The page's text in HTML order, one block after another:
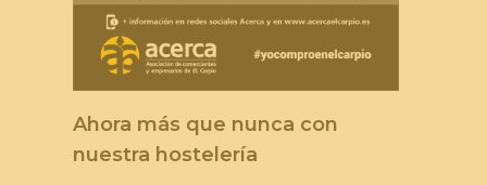
Ahora más que nunca con
nuestra hostelería